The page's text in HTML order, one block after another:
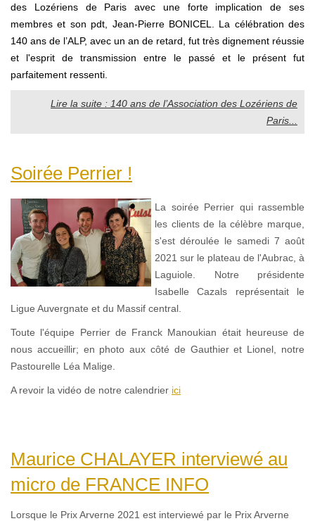
des Lozériens de Paris avec une forte implication de ses
membres et son pdt, Jean-Pierre BONICEL. La célébration des
140 ans de l’ALP, avec un an de retard, fut très dignement réussie
et l'esprit de transmission entre le passé et le présent fut
parfaitement ressenti.
Lire la suite : 140 ans de l’Association des Lozériens de
Paris...
Soirée Perrier !
La soirée Perrier qui rassemble
les clients de la célèbre marque,
s'est déroulée le samedi 7 août
2021 sur le plateau de l'Aubrac, à
Laguiole. Notre présidente
Isabelle Cazals représentait le
Ligue Auvergnate et du Massif central.
Toute l'équipe Perrier de Franck Manoukian était heureuse de
nous accueillir; en photo aux côté de Gauthier et Lionel, notre
Pastourelle Léa Malige.
A revoir la vidéo de notre calendrier ici
Maurice CHALAYER interviewé au
micro de FRANCE ​INFO
Lorsque le Prix Arverne 2021 est interviewé par le Prix Arverne